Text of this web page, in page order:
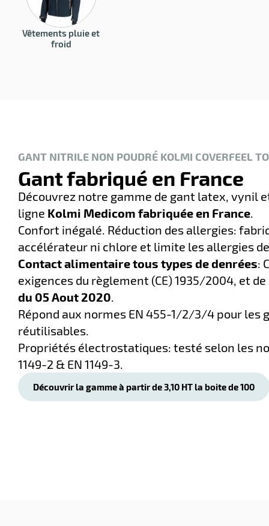
Vêtements pluie et
froid
GANT NITRILE NON POUDRÉ KOLMI COVERFEEL
Gant fabriqué en France
Découvrez notre gamme de gant latex, vynil
ligne Kolmi Medicom fabriquée en France.
Confort inégalé. Réduction des allergies:
accélérateur ni chlore et limite les allergies
Contact alimentaire tous types de denrées:
exigences du règlement (CE) 1935/2004, et de
du 05 Aout 2020.
Répond aux normes EN 455-1/2/3/4 pour les
réutilisables.
Propriétés électrostatiques: testé selon les
1149-2 & EN 1149-3.
9,95
HT
-100%
Découvrir la gamme à partir de 3,10 HT la boite de 100
Ajouter